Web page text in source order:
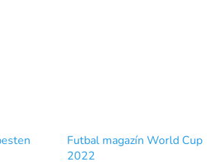
Futbal magazín World Cup
2022